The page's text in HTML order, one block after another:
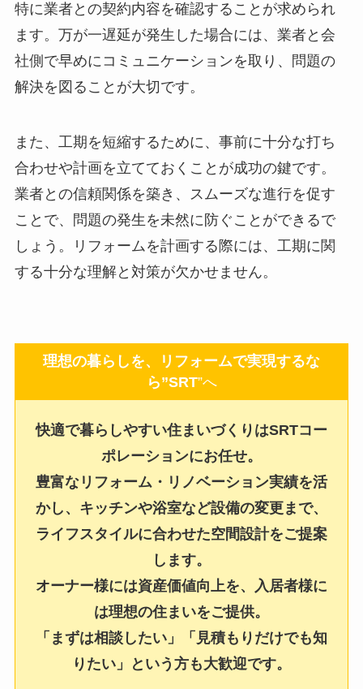
特に業者との契約内容を確認することが求められ
ます。万が一遅延が発生した場合には、業者と会
社側で早めにコミュニケーションを取り、問題の
解決を図ることが大切です。
また、工期を短縮するために、事前に十分な打ち
合わせや計画を立てておくことが成功の鍵です。
業者との信頼関係を築き、スムーズな進行を促す
ことで、問題の発生を未然に防ぐことができるで
しょう。リフォームを計画する際には、工期に関
する十分な理解と対策が欠かせません。
理想の暮らしを、リフォームで実現するな
ら”SRT”へ
快適で暮らしやすい住まいづくりはSRTコー
ポレーションにお任せ。
豊富なリフォーム・リノベーション実績を活
かし、キッチンや浴室など設備の変更まで、
ライフスタイルに合わせた空間設計をご提案
します。
オーナー様には資産価値向上を、入居者様に
は理想の住まいをご提供。
「まずは相談したい」「見積もりだけでも知
りたい」という方も大歓迎です。